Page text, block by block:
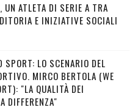
UN ATLETA DI SERIE A TRA
E INIZIATIVE SOCIALI
SPORT: LO SCENARIO DEL
MIRCO BERTOLA (WE
"LA QUALITÀ DEI
DIFFERENZA"